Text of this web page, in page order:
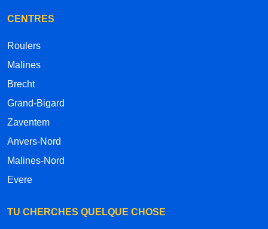
CENTRES
Roulers
Malines
Brecht
Grand-Bigard
Zaventem
Anvers-Nord
Malines-Nord
Evere
TU CHERCHES QUELQUE CHOSE